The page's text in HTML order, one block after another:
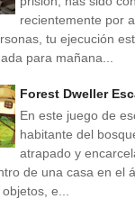
recientemente por
tu ejecución
para mañana...
Forest Dweller
En este juego de
habitante del
atrapado y
de una casa en el
e...